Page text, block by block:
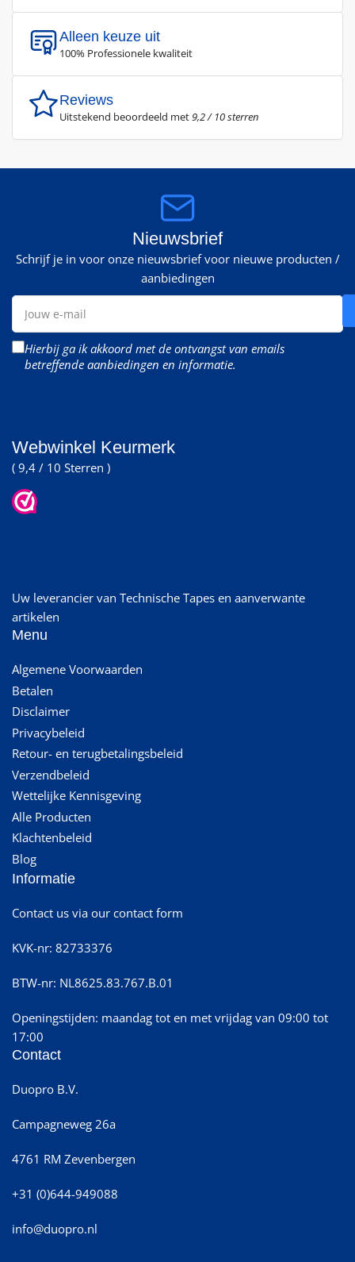
Alleen keuze uit
100% Professionele kwaliteit
Reviews
Uitstekend beoordeeld met9,2 / 10 sterren
Nieuwsbrief
Schrijf je in voor onze nieuwsbrief voor nieuwe producten /
aanbiedingen
Jouw
mail
Hierbij ga ik akkoord met de ontvangst van emails
betreffende aanbiedingen en informatie.
Webwinkel Keurmerk
( 9,4 / 10 Sterren )
Uw leverancier van Technische Tapes en aanverwante
artikelen
Menu
Algemene Voorwaarden
Betalen
Disclaimer
Privacybeleid
Retour- en terugbetalingsbeleid
Verzendbeleid
Wettelijke Kennisgeving
Alle Producten
Klachtenbeleid
Blog
Informatie
Contact us via our contact form
KVK-nr: 82733376
BTW-nr: NL8625.83.767.B.01
Openingstijden: maandag tot en met vrijdag van 09:00 tot
17:00
Contact
Duopro B.V.
Campagneweg 26a
4761 RM Zevenbergen
+31 (0)644-949088
info@duopro.nl